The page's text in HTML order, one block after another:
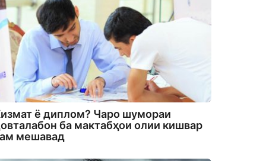
ё диплом? Чаро шумораи
ба мактабҳои олии кишвар
мешавад